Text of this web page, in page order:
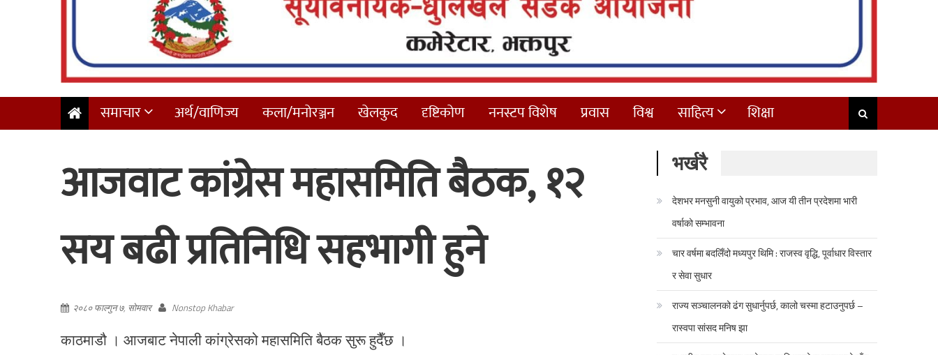
समाचार अर्थ/वाणिज्य कला/मनोरञ्जन खेलकुद दृष्टिकोण ननस्टप विशेष प्रवास विश्व साहित्य शिक्षा
आजवाट कांग्रेस महासमिति बैठक, १२
सय बढी प्रतिनिधि सहभागी हुने
२०८० फाल्गुन ७, सोमवार Nonstop Khabar
काठमाडौ । आजबाट नेपाली कांग्रेसको महासमिति बैठक सुरू हुदैँछ ।
भर्खरै
देशभर मनसुनी वायुको प्रभाव, आज यी तीन प्रदेशमा भारी
वर्षाको सम्भावना
चार वर्षमा बदलिँदो मध्यपुर थिमि : राजस्व वृद्धि, पूर्वाधार विस्तार
र सेवा सुधार
राज्य सञ्चालनको ढंग सुधार्नुपर्छ, कालो चस्मा हटाउनुपर्छ –
रास्वपा सांसद मनिष झा